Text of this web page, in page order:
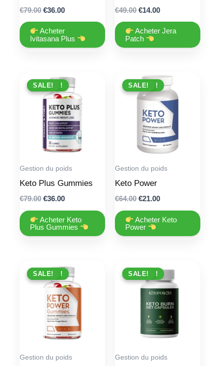
€79.00 Original
was:
€79.00.
€36.00Current
is:
€36.00.
Acheter
Ivitasana Plus
€49.00 Original
was:
€49.00.
€14.00Current
is:
Acheter Jera
Patch
PROMO !
SALE!
Gestion du poids
Keto Plus Gummies
€79.00 Original
was:
€79.00.
€36.00Current
is:
€36.00.
Acheter Keto
Plus Gummies
PROMO !
SALE!
Gestion du poids
Keto Power
€64.00 Original
was:
€64.00.
€21.00Current
is:
Acheter Keto
Power
PROMO !
SALE!
Gestion du poids
PROMO !
SALE!
Gestion du poids